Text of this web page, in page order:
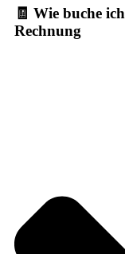
🧾 Wie buche
Rechnung